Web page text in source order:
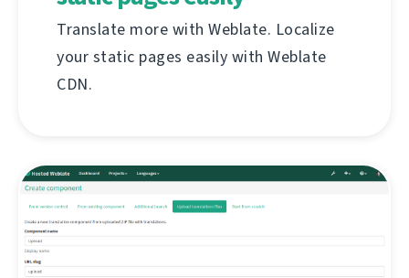
Translate more with Weblate. Localize
your static pages easily with Weblate
CDN.